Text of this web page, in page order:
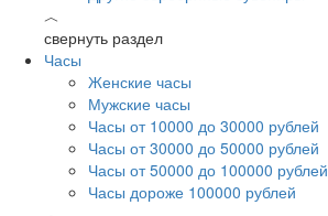
︿
свернуть раздел
Часы
Женские часы
Мужские часы
Часы от 10000 до 30000 рублей
Часы от 30000 до 50000 рублей
Часы от 50000 до 100000 рублей
Часы дороже 100000 рублей